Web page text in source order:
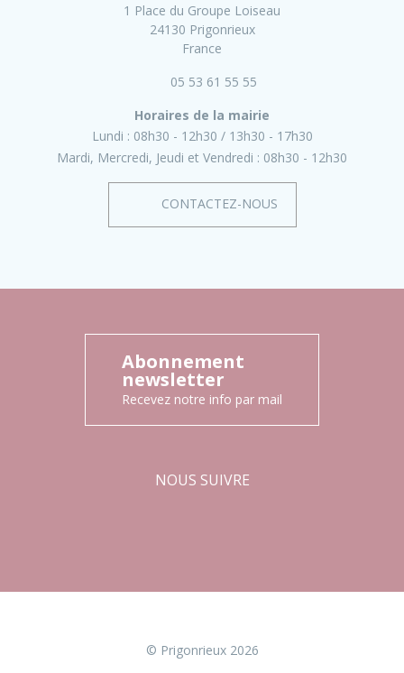
1 Place du Groupe Loiseau
24130 Prigonrieux
France
05 53 61 55 55
Horaires de la mairie
Lundi : 08h30 - 12h30
13h30 - 17h30
Mardi, Mercredi, Jeudi et Vendredi : 08h30 - 12h30
CONTACTEZ-NOUS
Abonnement
newsletter
Recevez notre info par mail
NOUS SUIVRE
© Prigonrieux 2026